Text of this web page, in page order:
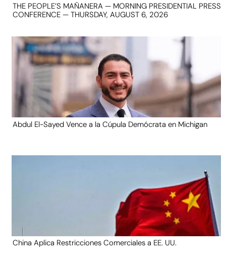
THE PEOPLE’S MAÑANERA — MORNING PRESIDENTIAL PRESS
CONFERENCE — THURSDAY, AUGUST 6, 2026
Abdul El-Sayed Vence a la Cúpula Demócrata en Michigan
China Aplica Restricciones Comerciales a EE. UU.